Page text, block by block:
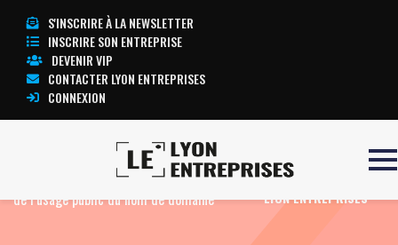
S'INSCRIRE À LA NEWSLETTER
INSCRIRE SON ENTREPRISE
DEVENIR VIP
CONTACTER LYON ENTREPRISES
CONNEXION
Le critère déterminant
de l’usage public du nom de domaine
TOUTE L’ACTUALITÉ
LYON ENTREPRISES